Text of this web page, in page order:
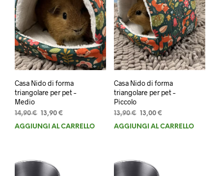
Casa Nido di forma
triangolare per pet –
Medio
14,90€ Il
prezzo
13,90 €
prezzo
AGGIUNGI AL CARRELLO
Casa Nido di forma
triangolare per pet –
Piccolo
13,90€ Il
prezzo
13,00 €Il
prezzo
AGGIUNGI AL CARRELLO